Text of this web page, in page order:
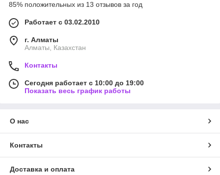
85% положительных из 13 отзывов за год
Работает с 03.02.2010
г. Алматы
Алматы, Казахстан
Контакты
Сегодня работает с 10:00 до 19:00
Показать весь график работы
О нас
Контакты
Доставка и оплата